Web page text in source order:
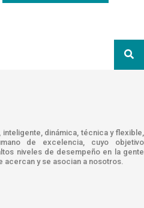
dinámica, técnica y flexible,
de excelencia, cuyo objetivo
niveles de desempeño en la gente
y se asocian a nosotros.